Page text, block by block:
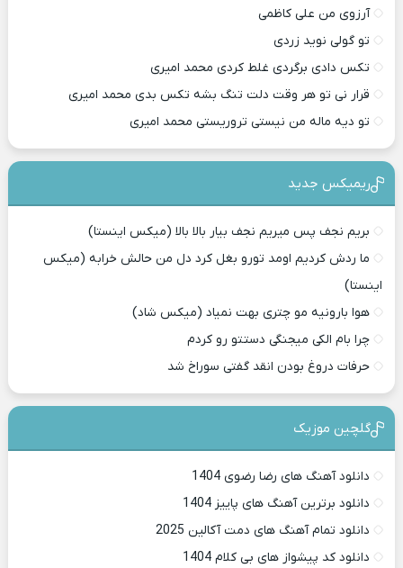
آرزوی من علی کاظمی
تو گولی نوید زردی
تکس دادی برگردی غلط کردی محمد امیری
قرار نی تو هر وقت دلت تنگ بشه تکس بدی محمد امیری
تو دیه ماله من نیستی تروریستی محمد امیری
ریمیکس جدید
بریم نجف پس میریم نجف بیار بالا بالا (میکس اینستا)
ما ردش کردیم اومد تورو بغل کرد دل من حالش خرابه (میکس
اینستا)
هوا بارونیه مو چتری بهت نمیاد (میکس شاد)
چرا بام الکی میجنگی دستتو رو کردم
حرفات دروغ بودن انقد گفتی سوراخ شد
گلچین موزیک
دانلود آهنگ های رضا رضوی 1404
دانلود برترین آهنگ های پاییز 1404
دانلود تمام آهنگ های دمت آکالین 2025
دانلود کد پیشواز های بی کلام 1404